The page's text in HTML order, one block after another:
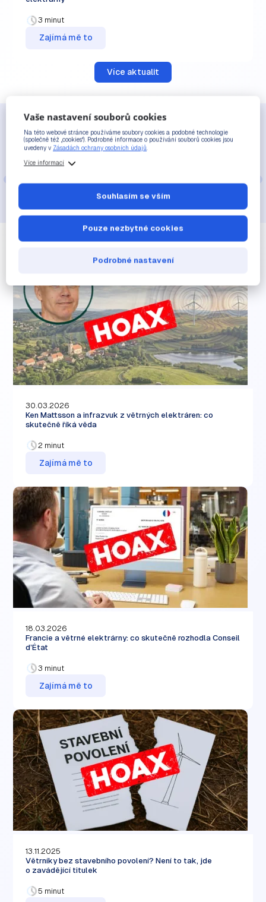
3 minut
Zajímá mě to
Více aktualit
Členové a partneři
Seznam členů ČSVE
„Na pravou míru“
30.03.2026
Ken Mattsson a infrazvuk z větrných elektráren: co
skutečně říká věda
2 minut
Zajímá mě to
18.03.2026
Francie a větrné elektrárny: co skutečně rozhodla Conseil
d’État
3 minut
Zajímá mě to
13.11.2025
Větrníky bez stavebního povolení? Není to tak, jde
o zavádějící titulek
5 minut
Vaše nastavení souborů cookies
Na této webové stránce používáme soubory cookies a podobné technologie
(společně též „cookies“). Podrobné informace o používání souborů cookies jsou
uvedeny v Zásadách ochrany osobních údajů.
Více informací
Souhlasím se vším
Pouze nezbytné cookies
Podrobné nastavení